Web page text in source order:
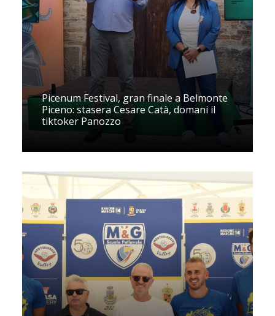
Picenum Festival, gran finale a Belmonte
Piceno: stasera Cesare Catà, domani il
tiktoker Panozzo